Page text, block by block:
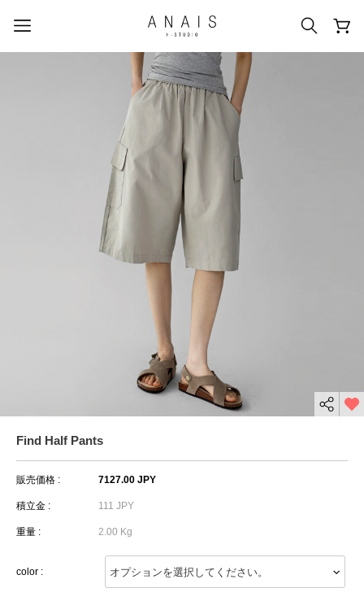
人気のクエリ
#신상5%할인 #아나이스 제작
#MD추천 #당일발송
Find Half Pants
販売価格 : 7127.00 JPY
積立金 : 111 JPY
重量 : 2.00 Kg
color :